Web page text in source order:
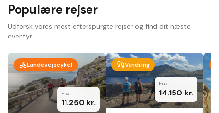
Bare se at komme afsted der er
noget for en hver.
Populære rejser
Udforsk vores mest efterspurgte rejser og find dit næste
eventyr
Landevejscykel
Fra
11.250 kr.
Vandring
Fra
14.150 kr.